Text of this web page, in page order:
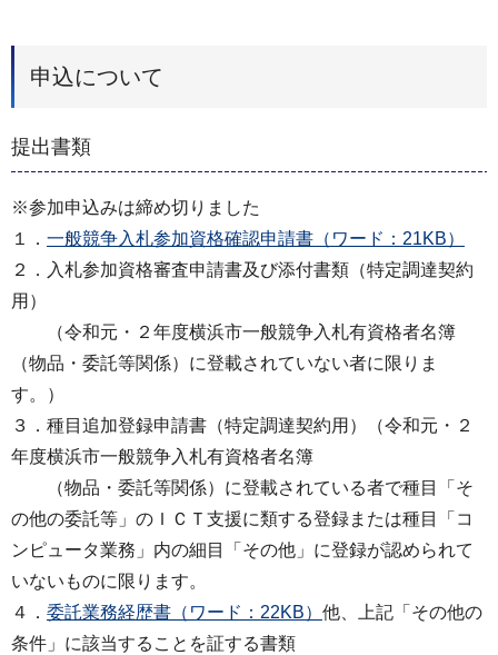
申込について
提出書類
※参加申込みは締め切りました
１． 一般競争入札参加資格確認申請書（ワード：21KB）
２．入札参加資格審査申請書及び添付書類（特定調達契約
用）
（令和元・２年度横浜市一般競争入札有資格者名簿
（物品・委託等関係）に登載されていない者に限りま
す。）
３．種目追加登録申請書（特定調達契約用）（令和元・２
年度横浜市一般競争入札有資格者名簿
（物品・委託等関係）に登載されている者で種目「そ
の他の委託等」のＩＣＴ支援に類する登録または種目「コ
ンピュータ業務」内の細目「その他」に登録が認められて
いないものに限ります。
４． 委託業務経歴書（ワード：22KB） 他、上記「その他の
条件」に該当することを証する書類